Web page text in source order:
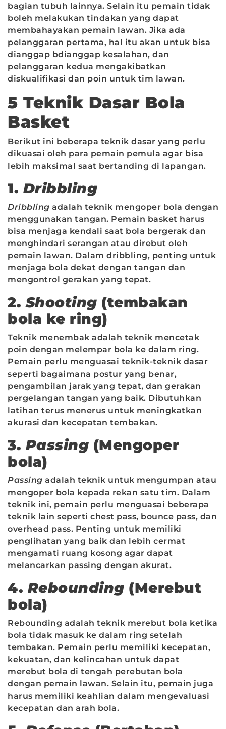
bagian tubuh lainnya. Selain itu pemain tidak
boleh melakukan tindakan yang dapat
membahayakan pemain lawan. Jika ada
pelanggaran pertama, hal itu akan untuk bisa
dianggap bdianggap kesalahan, dan
pelanggaran kedua mengakibatkan
diskualifikasi dan poin untuk tim lawan.
5 Teknik Dasar Bola
Basket
Berikut ini beberapa teknik dasar yang perlu
dikuasai oleh para pemain pemula agar bisa
lebih maksimal saat bertanding di lapangan.
1. Dribbling
Dribbling adalah teknik mengoper bola dengan
menggunakan tangan. Pemain basket harus
bisa menjaga kendali saat bola bergerak dan
menghindari serangan atau direbut oleh
pemain lawan. Dalam dribbling, penting untuk
menjaga bola dekat dengan tangan dan
mengontrol gerakan yang tepat.
2.Shooting (tembakan
bola ke ring)
Teknik menembak adalah teknik mencetak
poin dengan melempar bola ke dalam ring.
Pemain perlu menguasai teknik-teknik dasar
seperti bagaimana postur yang benar,
pengambilan jarak yang tepat, dan gerakan
pergelangan tangan yang baik. Dibutuhkan
latihan terus menerus untuk meningkatkan
akurasi dan kecepatan tembakan.
3. Passing (Mengoper
bola)
Passing adalah teknik untuk mengumpan atau
mengoper bola kepada rekan satu tim. Dalam
teknik ini, pemain perlu menguasai beberapa
teknik lain seperti chest pass, bounce pass, dan
overhead pass. Penting untuk memiliki
penglihatan yang baik dan lebih cermat
mengamati ruang kosong agar dapat
melancarkan passing dengan akurat.
4. Rebounding (Merebut
bola)
Rebounding adalah teknik merebut bola ketika
bola tidak masuk ke dalam ring setelah
tembakan. Pemain perlu memiliki kecepatan,
kekuatan, dan kelincahan untuk dapat
merebut bola di tengah perebutan bola
dengan pemain lawan. Selain itu, pemain juga
harus memiliki keahlian dalam mengevaluasi
kecepatan dan arah bola.